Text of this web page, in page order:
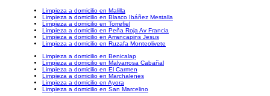
Limpieza a domicilio en Malilla
Limpieza a domicilio en Blasco Ibáñez Mestalla
Limpieza a domicilio en Torrefiel
Limpieza a domicilio en Peña Roja Av Francia
Limpieza a domicilio en Arrancapins Jesus
Limpieza a domicilio en Ruzafa Monteolivete
Limpieza a domicilio en Benicalap
Limpieza a domicilio en Malvarrosa Cabañal
Limpieza a domicilio en El Carmen
Limpieza a domicilio en Marchalenes
Limpieza a domicilio en Ayora
Limpieza a domicilio en San Marcelino